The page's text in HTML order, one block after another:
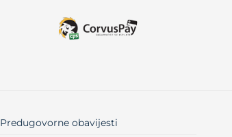
Predugovorne obavijesti